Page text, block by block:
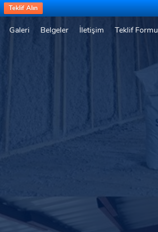
Teklif Alın
Galeri Belgeler İletişim Teklif Formu